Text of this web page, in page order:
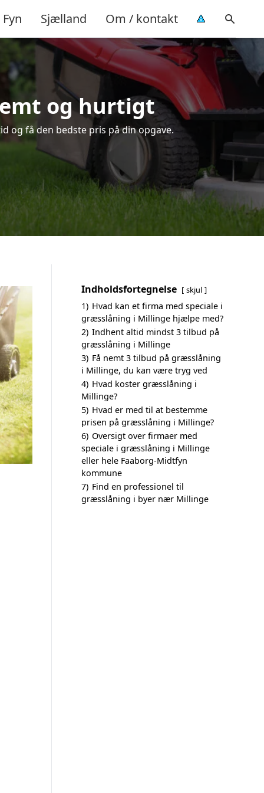
Fyn Sjælland Om / kontakt
og hurtigt
og få den bedste pris på din opgave.
Indholdsfortegnelse skjul
1) Hvad kan et firma med speciale i
græsslåning i Millinge hjælpe med?
2) Indhent altid mindst 3 tilbud på
græsslåning i Millinge
3) Få nemt 3 tilbud på græsslåning
i Millinge, du kan være tryg ved
4) Hvad koster græsslåning i
Millinge?
5) Hvad er med til at bestemme
prisen på græsslåning i Millinge?
6) Oversigt over firmaer med
speciale i græsslåning i Millinge
eller hele Faaborg-Midtfyn
kommune
7) Find en professionel til
græsslåning i byer nær Millinge